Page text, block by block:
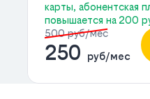
карты, абонентская
повышается на 200
500 руб/мес
250 руб/мес